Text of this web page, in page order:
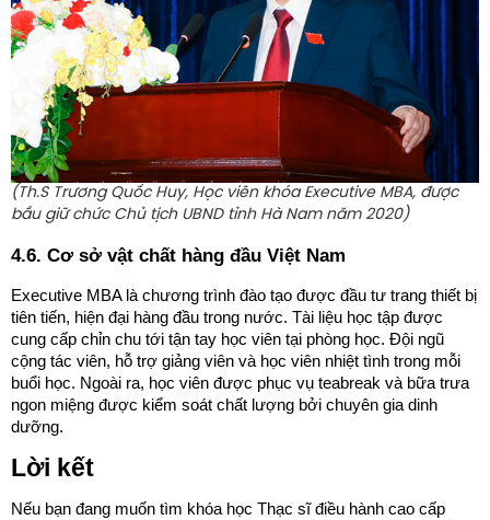
(Th.S Trương Quốc Huy, Học viên khóa Executive MBA, được
bầu giữ chức Chủ tịch UBND tỉnh Hà Nam năm 2020)
4.6. Cơ sở vật chất hàng đầu Việt Nam
Executive MBA là chương trình đào tạo được đầu tư trang thiết bị
tiên tiến, hiện đại hàng đầu trong nước. Tài liệu học tập được
cung cấp chỉn chu tới tận tay học viên tại phòng học. Đội ngũ
cộng tác viên, hỗ trợ giảng viên và học viên nhiệt tình trong mỗi
buổi học. Ngoài ra, học viên được phục vụ teabreak và bữa trưa
ngon miệng được kiểm soát chất lượng bởi chuyên gia dinh
dưỡng.
Lời kết
Nếu bạn đang muốn tìm khóa học Thạc sĩ điều hành cao cấp